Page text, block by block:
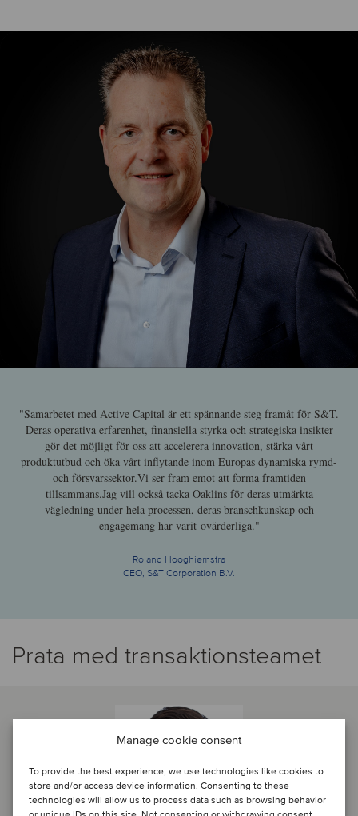
Manage cookie consent
To provide the best experience, we use technologies like cookies to
store and/or access device information. Consenting to these
technologies will allow us to process data such as browsing behavior
"Samarbetet med Active Capital är ett spännande steg framåt för S&T.
Deras operativa erfarenhet, finansiella styrka och strategiska insikter
gör det möjligt för oss att accelerera innovation, stärka vårt
produktutbud och öka vårt inflytande inom Europas dynamiska rymd-
och försvarssektor.Vi ser fram emot att forma framtiden
tillsammans.Jag vill också tacka Oaklins för deras utmärkta
vägledning under hela processen, deras branschkunskap och
engagemang har varit ovärderliga."
Roland Hooghiemstra
CEO, S&T Corporation B.V.
Prata med transaktionsteamet